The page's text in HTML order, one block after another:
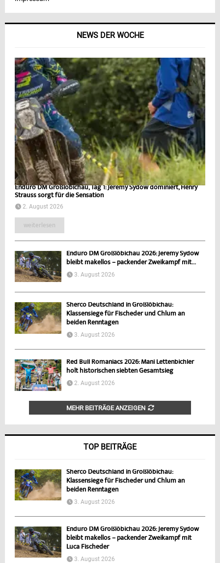
NEWS DER WOCHE
Enduro DM Großlöbichau, Tag 1: Jeremy Sydow dominiert, Henry
Strauss sorgt für die Sensation
2. August 2026
weiterlesen
Enduro DM Großlöbichau 2026: Jeremy Sydow
bleibt makellos – packender Zweikampf mit...
3. August 2026
Sherco Deutschland in Großlöbichau:
Klassensiege für Fischeder und Chlum an
beiden Renntagen
3. August 2026
Red Bull Romaniacs 2026: Mani Lettenbichler
holt historischen siebten Gesamtsieg
2. August 2026
MEHR BEITRÄGE ANZEIGEN
TOP BEITRÄGE
Sherco Deutschland in Großlöbichau:
Klassensiege für Fischeder und Chlum an
beiden Renntagen
3. August 2026
Enduro DM Großlöbichau 2026: Jeremy Sydow
bleibt makellos – packender Zweikampf mit
Luca Fischeder
3. August 2026